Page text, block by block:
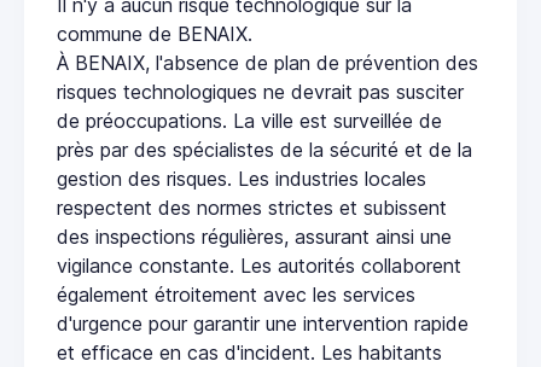
Il n'y a aucun risque technologique sur la
commune de BENAIX.
À BENAIX, l'absence de plan de prévention des
risques technologiques ne devrait pas susciter
de préoccupations. La ville est surveillée de
près par des spécialistes de la sécurité et de la
gestion des risques. Les industries locales
respectent des normes strictes et subissent
des inspections régulières, assurant ainsi une
vigilance constante. Les autorités collaborent
également étroitement avec les services
d'urgence pour garantir une intervention rapide
et efficace en cas d'incident. Les habitants